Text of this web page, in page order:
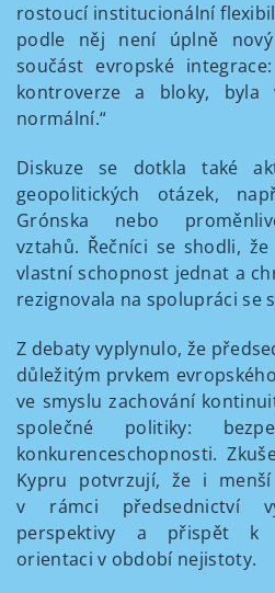
rostoucí institucionální
podle něj není úplně
součást evropské
kontroverze a bloky, byla
normální.“
Diskuze se dotkla také
geopolitických otázek,
Grónska nebo
vztahů. Řečníci se shodli,
vlastní schopnost jednat a
rezignovala na spolupráci se
Z debaty vyplynulo, že
důležitým prvkem
ve smyslu zachování
společné politiky:
konkurenceschopnosti.
Kypru potvrzují, že i
v rámci předsednictví
perspektivy a přispět k
orientaci v období nejistoty.